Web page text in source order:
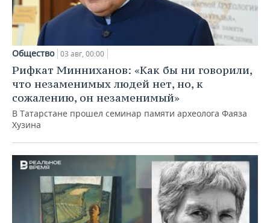
Общество 03 авг, 00:00
Рифкат Минниханов: «Как бы ни говорили,
что незаменимых людей нет, но, к
сожалению, он незаменимый»
В Татарстане прошел семинар памяти археолога Фаяза
Хузина